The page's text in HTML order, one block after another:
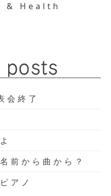
Health
posts
会終了
前から曲から？
アノ